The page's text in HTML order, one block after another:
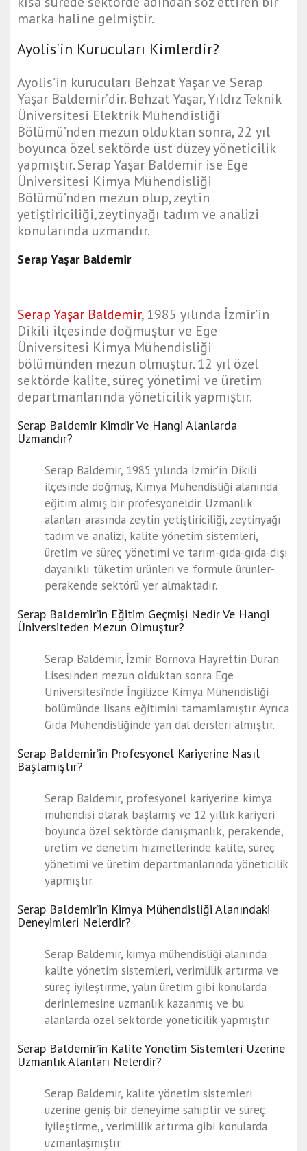
marka haline gelmiştir.
Ayolis'in Kurucuları Kimlerdir?
Ayolis’in kurucuları Behzat Yaşar ve Serap
Yaşar Baldemir’dir. Behzat Yaşar, Yıldız Teknik
Üniversitesi Elektrik Mühendisliği
Bölümü’nden mezun olduktan sonra, 22 yıl
boyunca özel sektörde üst düzey yöneticilik
yapmıştır. Serap Yaşar Baldemir ise Ege
Üniversitesi Kimya Mühendisliği
Bölümü’nden mezun olup, zeytin
yetiştiriciliği, zeytinyağı tadım ve analizi
konularında uzmandır.
Serap Yaşar Baldemir
Serap Yaşar Baldemir, 1985 yılında İzmir’in
Dikili ilçesinde doğmuştur ve Ege
Üniversitesi Kimya Mühendisliği
bölümünden mezun olmuştur. 12 yıl özel
sektörde kalite, süreç yönetimi ve üretim
departmanlarında yöneticilik yapmıştır.
Serap Baldemir Kimdir Ve Hangi Alanlarda
Uzmandır?
Serap Baldemir, 1985 yılında İzmir’in Dikili
ilçesinde doğmuş, Kimya Mühendisliği alanında
eğitim almış bir profesyoneldir. Uzmanlık
alanları arasında zeytin yetiştiriciliği, zeytinyağı
tadım ve analizi, kalite yönetim sistemleri,
üretim ve süreç yönetimi ve tarım-gıda-gıda-dışı
dayanıklı tüketim ürünleri ve formüle ürünler-
perakende sektörü yer almaktadır.
Serap Baldemir’in Eğitim Geçmişi Nedir Ve Hangi
Üniversiteden Mezun Olmuştur?
Serap Baldemir, İzmir Bornova Hayrettin Duran
Lisesi’nden mezun olduktan sonra Ege
Üniversitesi’nde İngilizce Kimya Mühendisliği
bölümünde lisans eğitimini tamamlamıştır. Ayrıca
Gıda Mühendisliğinde yan dal dersleri almıştır.
Serap Baldemir’in Profesyonel Kariyerine Nasıl
Başlamıştır?
Serap Baldemir, profesyonel kariyerine kimya
mühendisi olarak başlamış ve 12 yıllık kariyeri
boyunca özel sektörde danışmanlık, perakende,
üretim ve denetim hizmetlerinde kalite, süreç
yönetimi ve üretim departmanlarında yöneticilik
yapmıştır.
Serap Baldemir’in Kimya Mühendisliği Alanındaki
Deneyimleri Nelerdir?
Serap Baldemir, kimya mühendisliği alanında
kalite yönetim sistemleri, verimlilik artırma ve
süreç iyileştirme, yalın üretim gibi konularda
derinlemesine uzmanlık kazanmış ve bu
alanlarda özel sektörde yöneticilik yapmıştır.
Serap Baldemir’in Kalite Yönetim Sistemleri Üzerine
Uzmanlık Alanları Nelerdir?
Serap Baldemir, kalite yönetim sistemleri
üzerine geniş bir deneyime sahiptir ve süreç
iyileştirme,, verimlilik artırma gibi konularda
uzmanlaşmıştır.